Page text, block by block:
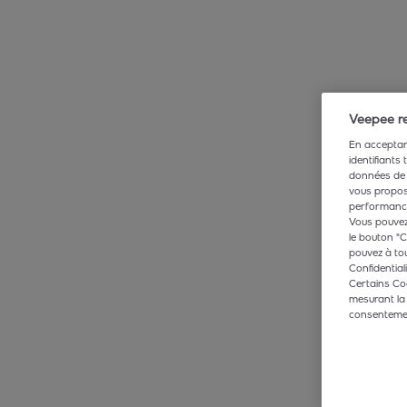
Veepee
En
identifiants
données
vous
Vous
le bouton
pouvez à
Certains
mesurant